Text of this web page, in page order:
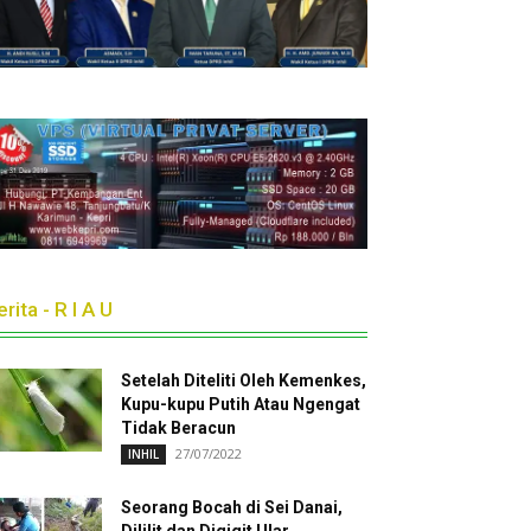
- R I A U
Setelah Diteliti Oleh Kemenkes,
Kupu-kupu Putih Atau Ngengat
Tidak Beracun
INHIL 27/07/2022
Seorang Bocah di Sei Danai,